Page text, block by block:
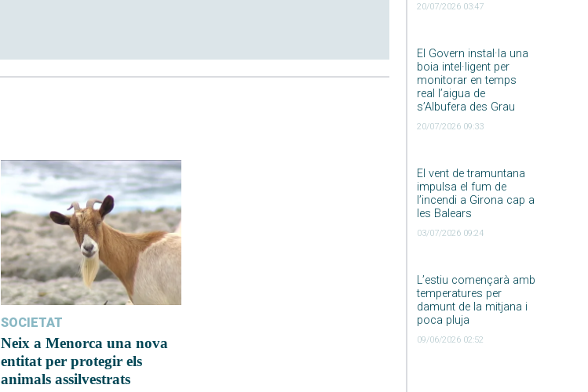
20/07/2026 03:47
El Govern instal·la una
boia intel·ligent per
monitorar en temps
real l’aigua de
s’Albufera des Grau
20/07/2026 09:33
El vent de tramuntana
impulsa el fum de
l’incendi a Girona cap a
les Balears
03/07/2026 09:24
L’estiu començarà amb
temperatures per
damunt de la mitjana i
poca pluja
09/06/2026 02:52
SOCIETAT
Neix a Menorca una nova
entitat per protegir els
animals assilvestrats